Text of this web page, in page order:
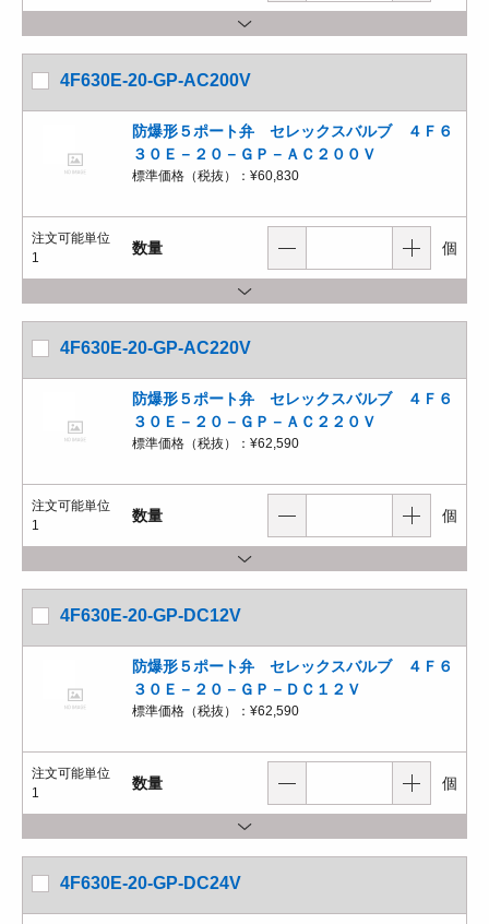
4F630E-20-GP-AC200V
防爆形５ポート弁 セレックスバルブ ４Ｆ６
３０Ｅ－２０－ＧＰ－ＡＣ２００Ｖ
標準価格（税抜）： ¥60,830
注文可能単位
1
数量 個
4F630E-20-GP-AC220V
防爆形５ポート弁 セレックスバルブ ４Ｆ６
３０Ｅ－２０－ＧＰ－ＡＣ２２０Ｖ
標準価格（税抜）： ¥62,590
注文可能単位
1
数量 個
4F630E-20-GP-DC12V
防爆形５ポート弁 セレックスバルブ ４Ｆ６
３０Ｅ－２０－ＧＰ－ＤＣ１２Ｖ
標準価格（税抜）： ¥62,590
注文可能単位
1
数量 個
4F630E-20-GP-DC24V